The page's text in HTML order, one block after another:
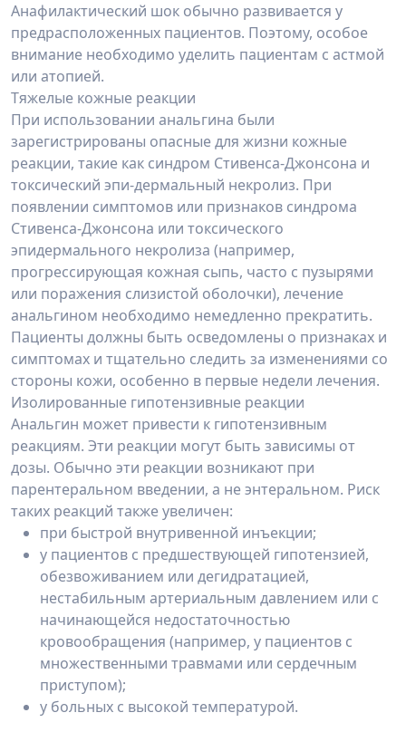
Анафилактический шок обычно развивается у
предрасположенных пациентов. Поэтому, особое
внимание необходимо уделить пациентам с астмой
или атопией.
Тяжелые кожные реакции
При использовании анальгина были
зарегистрированы опасные для жизни кожные
реакции, такие как синдром Стивенса-Джонсона и
токсический эпи-дермальный некролиз. При
появлении симптомов или признаков синдрома
Стивенса-Джонсона или токсического
эпидермального некролиза (например,
прогрессирующая кожная сыпь, часто с пузырями
или поражения слизистой оболочки), лечение
анальгином необходимо немедленно прекратить.
Пациенты должны быть осведомлены о признаках и
симптомах и тщательно следить за изменениями со
стороны кожи, особенно в первые недели лечения.
Изолированные гипотензивные реакции
Анальгин может привести к гипотензивным
реакциям. Эти реакции могут быть зависимы от
дозы. Обычно эти реакции возникают при
парентеральном введении, а не энтеральном. Риск
таких реакций также увеличен:
при быстрой внутривенной инъекции;
у пациентов с предшествующей гипотензией,
обезвоживанием или дегидратацией,
нестабильным артериальным давлением или с
начинающейся недостаточностью
кровообращения (например, у пациентов с
множественными травмами или сердечным
приступом);
у больных с высокой температурой.